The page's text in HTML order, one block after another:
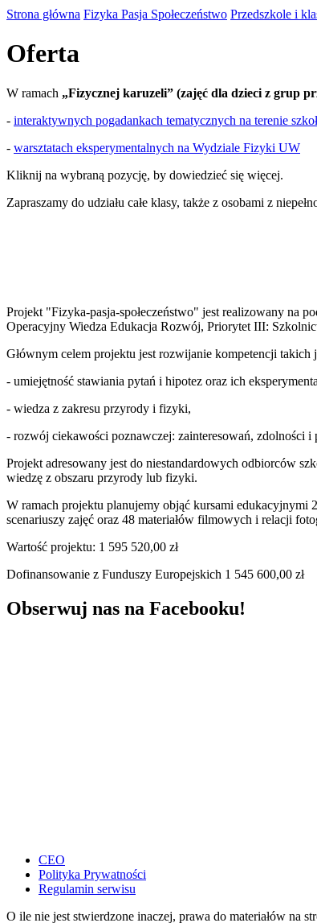
Strona główna Fizyka Pasja Społeczeństwo Przedszkole i
Oferta
W ramach „Fizycznej karuzeli” (zajęć dla dzieci z grup
- interaktywnych pogadankach tematycznych na terenie
- warsztatach eksperymentalnych na Wydziale Fizyki UW
Kliknij na wybraną pozycję, by dowiedzieć się więcej.
Zapraszamy do udziału całe klasy, także z osobami z
Projekt "Fizyka-pasja-społeczeństwo" jest realizowany na
Operacyjny Wiedza Edukacja Rozwój, Priorytet III:
Głównym celem projektu jest rozwijanie kompetencji takich
- umiejętność stawiania pytań i hipotez oraz ich
- wiedza z zakresu przyrody i fizyki,
- rozwój ciekawości poznawczej: zainteresowań, zdolności
Projekt adresowany jest do niestandardowych odbiorców
wiedzę z obszaru przyrody lub fizyki.
W ramach projektu planujemy objąć kursami edukacyjnymi
scenariuszy zajęć oraz 48 materiałów filmowych i relacji
Wartość projektu: 1 595 520,00 zł
Dofinansowanie z Funduszy Europejskich 1 545 600,00 zł
Obserwuj nas na Facebooku!
CEO
Polityka Prywatności
Regulamin serwisu
O ile nie jest stwierdzone inaczej, prawa do materiałów na